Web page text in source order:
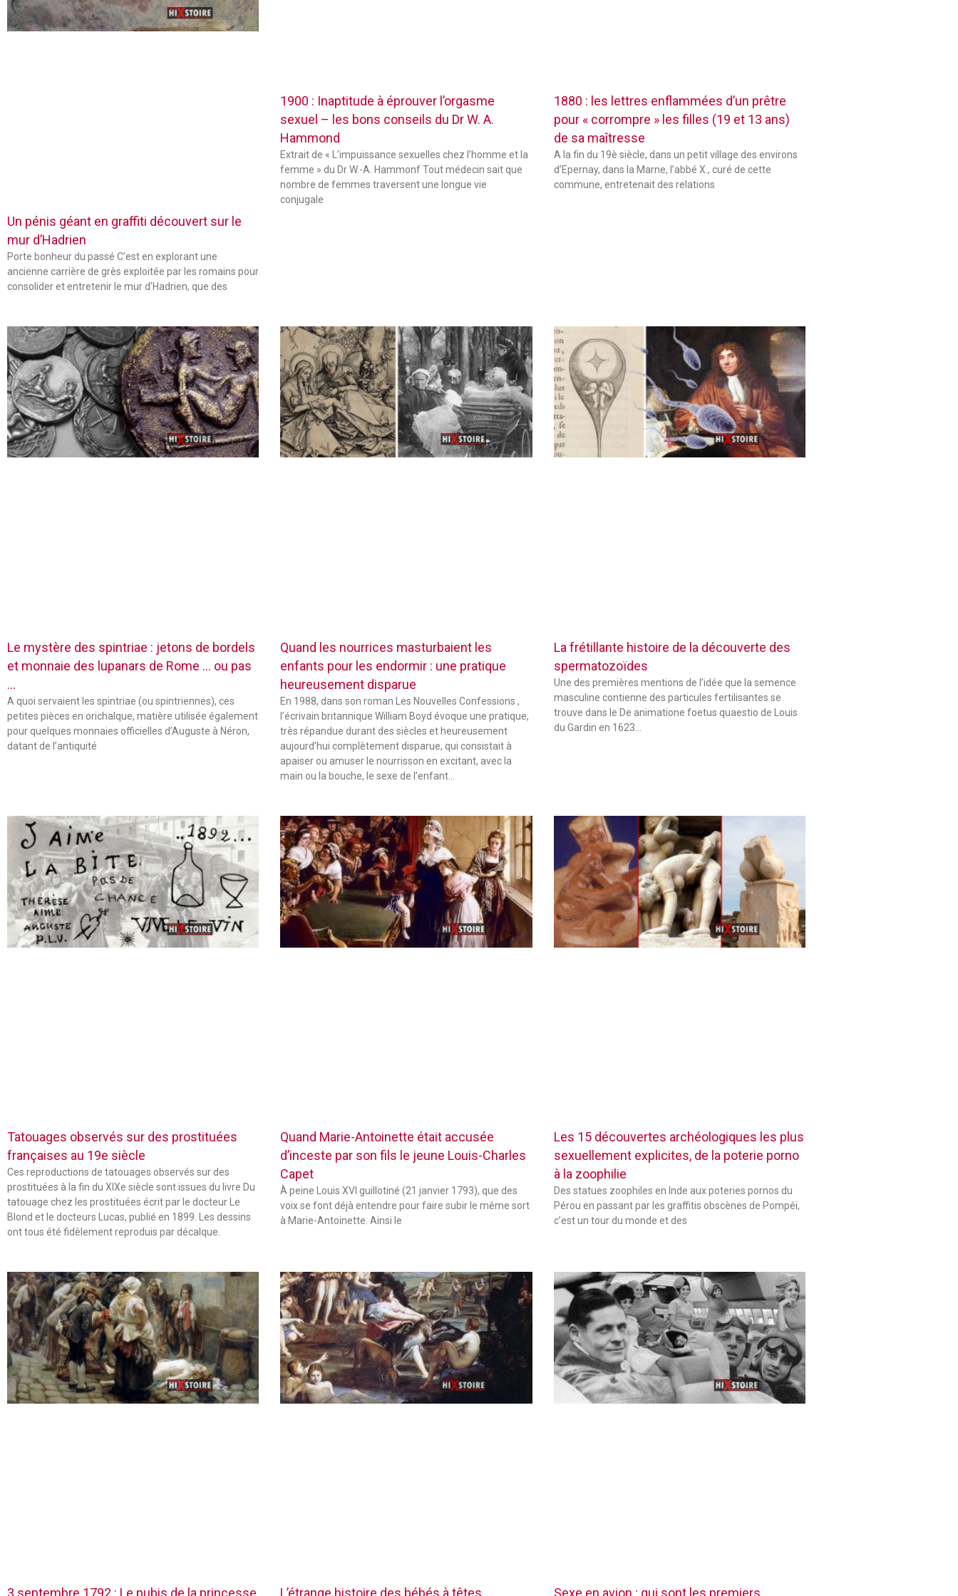
Un pénis géant en graffiti découvert sur le
mur d’Hadrien
Porte bonheur du passé C’est en explorant une
ancienne carrière de grès exploitée par les romains pour
consolider et entretenir le mur d’Hadrien, que des
1900 : Inaptitude à éprouver l’orgasme
sexuel – les bons conseils du Dr W. A.
Hammond
Extrait de « L’impuissance sexuelles chez l’homme et la
femme » du Dr W.-A. Hammonf Tout médecin sait que
nombre de femmes traversent une longue vie
conjugale
1880 : les lettres enflammées d’un prêtre
pour « corrompre » les filles (19 et 13 ans)
de sa maîtresse
A la fin du 19è siècle, dans un petit village des environs
d’Epernay, dans la Marne, l’abbé X., curé de cette
commune, entretenait des relations
Le mystère des spintriae : jetons de bordels
et monnaie des lupanars de Rome … ou pas
…
A quoi servaient les spintriae (ou spintriennes), ces
petites pièces en orichalque, matière utilisée également
pour quelques monnaies officielles d’Auguste à Néron,
datant de l’antiquité
Quand les nourrices masturbaient les
enfants pour les endormir : une pratique
heureusement disparue
En 1988, dans son roman Les Nouvelles Confessions ,
l’écrivain britannique William Boyd évoque une pratique,
très répandue durant des siècles et heureusement
aujourd’hui complètement disparue, qui consistait à
apaiser ou amuser le nourrisson en excitant, avec la
main ou la bouche, le sexe de l’enfant…
La frétillante histoire de la découverte des
spermatozoïdes
Une des premières mentions de l’idée que la semence
masculine contienne des particules fertilisantes se
trouve dans le De animatione foetus quaestio de Louis
du Gardin en 1623…
Tatouages observés sur des prostituées
françaises au 19e siècle
Ces reproductions de tatouages observés sur des
prostituées à la fin du XIXe siècle sont issues du livre Du
tatouage chez les prostituées écrit par le docteur Le
Blond et le docteurs Lucas, publié en 1899. Les dessins
ont tous été fidèlement reproduis par décalque.
Quand Marie-Antoinette était accusée
d’inceste par son fils le jeune Louis-Charles
Capet
À peine Louis XVI guillotiné (21 janvier 1793), que des
voix se font déjà entendre pour faire subir le même sort
à Marie-Antoinette. Ainsi le
Les 15 découvertes archéologiques les plus
sexuellement explicites, de la poterie porno
à la zoophilie
Des statues zoophiles en Inde aux poteries pornos du
Pérou en passant par les graffitis obscènes de Pompéi,
c’est un tour du monde et des
3 septembre 1792 : Le pubis de la princesse L’étrange histoire des bébés à têtes Sexe en avion : qui sont les premiers